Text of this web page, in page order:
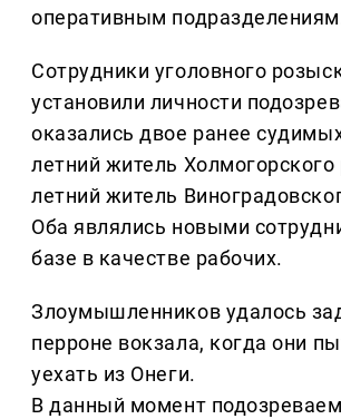
оперативным
Сотрудники уголовного
установили личности
оказались двое ранее
летний житель Холмогорского
летний житель
Оба являлись новыми
базе в качестве рабочих.
Злоумышленников удалось
перроне вокзала, когда они
уехать из Онеги.
В данный момент